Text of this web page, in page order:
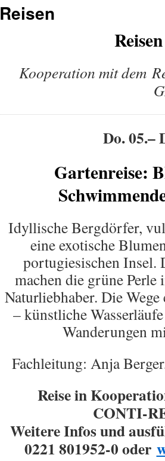
Reisen
Kooperation mit dem
Do. 05.–
Gartenreise:
Idyllische Bergdörfer,
eine exotische
portugiesischen Insel.
machen die grüne
Naturliebhaber. Die Wege
– künstliche Wasserläufe
Wanderungen
Fachleitung: Anja
Reise in
CONTI-
Weitere Infos und
0221 801952-0 oder